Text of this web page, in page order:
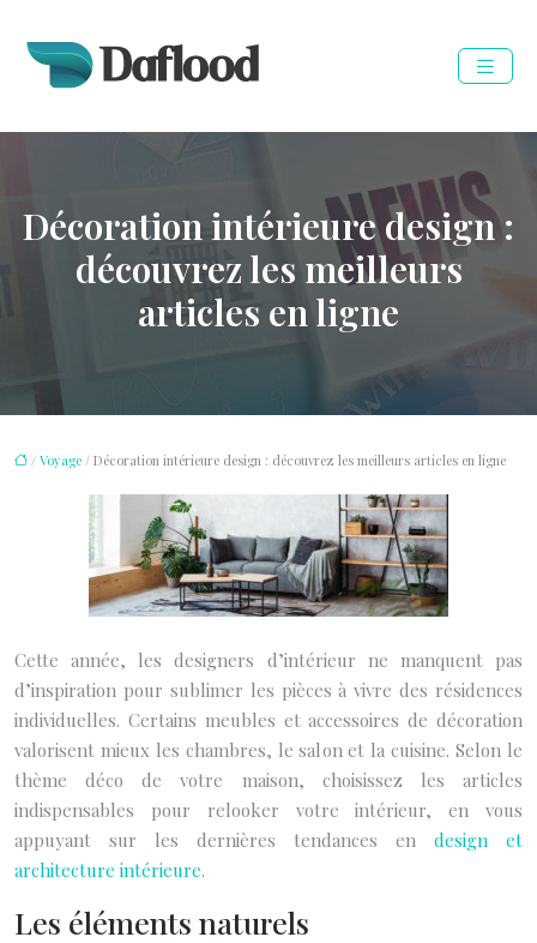
Décoration intérieure design :
découvrez les meilleurs
articles en ligne
/ Voyage / Décoration intérieure design : découvrez les meilleurs articles en ligne
Cette année, les designers d’intérieur ne manquent pas
d’inspiration pour sublimer les pièces à vivre des résidences
individuelles. Certains meubles et accessoires de décoration
valorisent mieux les chambres, le salon et la cuisine. Selon le
thème déco de votre maison, choisissez les articles
indispensables pour relooker votre intérieur, en vous
appuyant sur les dernières tendances en design et
architecture intérieure.
Les éléments naturels